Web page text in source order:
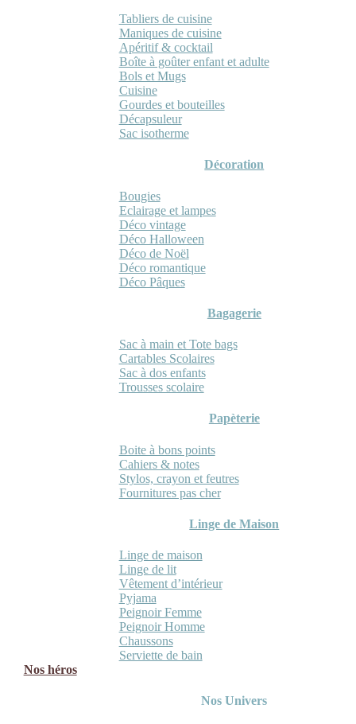
Tabliers de cuisine
Maniques de cuisine
Apéritif & cocktail
Boîte à goûter enfant et adulte
Bols et Mugs
Cuisine
Gourdes et bouteilles
Décapsuleur
Sac isotherme
Décoration
Bougies
Eclairage et lampes
Déco vintage
Déco Halloween
Déco de Noël
Déco romantique
Déco Pâques
Bagagerie
Sac à main et Tote bags
Cartables Scolaires
Sac à dos enfants
Trousses scolaire
Papèterie
Boite à bons points
Cahiers & notes
Stylos, crayon et feutres
Fournitures pas cher
Linge de Maison
Linge de maison
Linge de lit
Vêtement d’intérieur
Pyjama
Peignoir Femme
Peignoir Homme
Chaussons
Serviette de bain
Nos héros
Nos Univers